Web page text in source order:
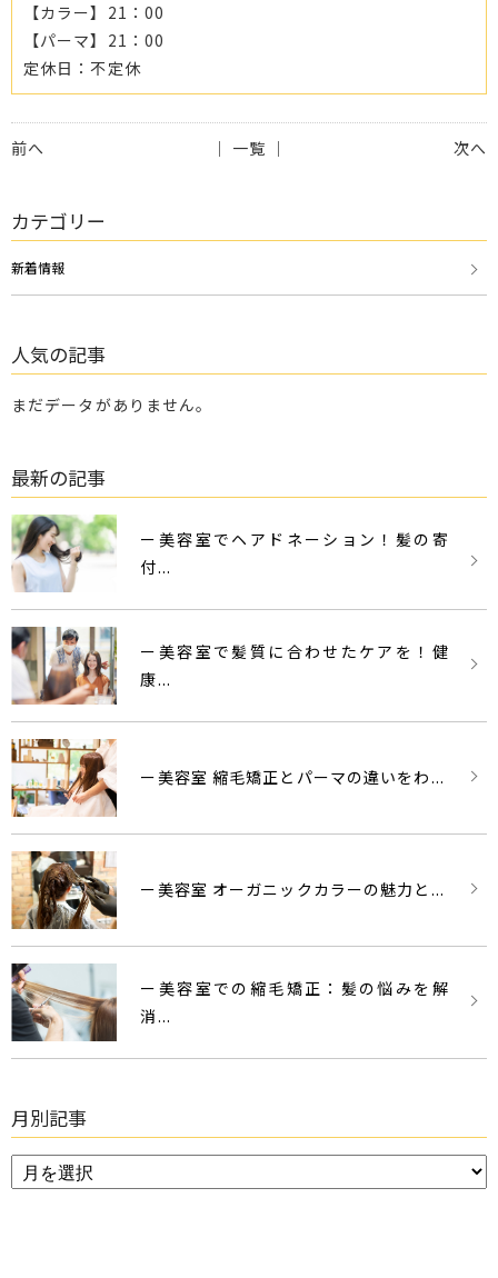
【カラー】21：00
【パーマ】21：00
定休日：不定休
前へ 次へ
│ 一覧 │
カテゴリー
新着情報
人気の記事
まだデータがありません。
最新の記事
ー美容室でヘアドネーション！髪の寄
付...
ー美容室で髪質に合わせたケアを！健
康...
ー美容室 縮毛矯正とパーマの違いをわ...
ー美容室 オーガニックカラーの魅力と...
ー美容室での縮毛矯正：髪の悩みを解
消...
月別記事